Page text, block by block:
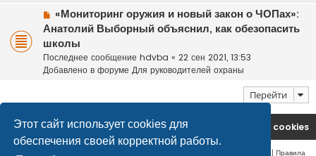
Этот сайт использует cookies для
обеспечения своей корректной работы.
с
о
б
щ
е
и
Н
о
о
е
с
о
щ
е
«Мониторинг оружия и новый закон о ЧОПах»:
Анатолий Выборный объяснил, как обезопасить
школы
Последнее сообщение hdvba « 22 сен 2021, 13:53
Добавлено в форуме Для руководителей охраны
Перейти
На главную Удалить cookies
| Правила